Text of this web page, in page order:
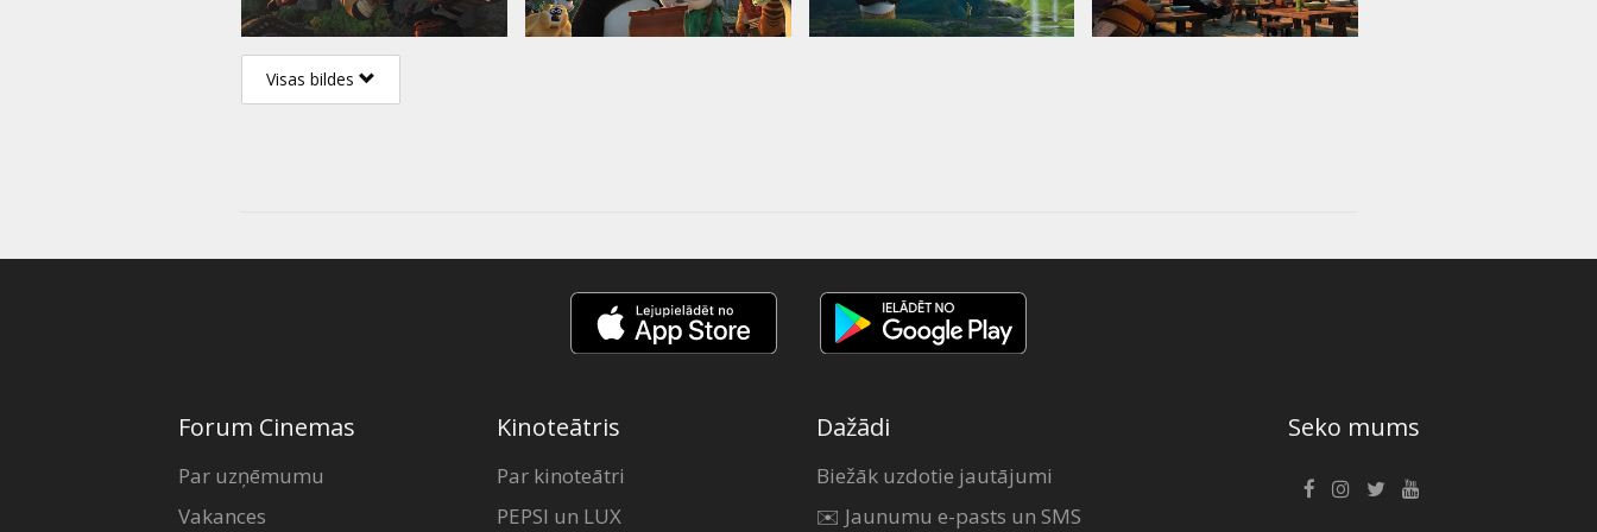
Visas bildes
Forum Cinemas
Par uzņēmumu
Vakances
Kinoteātris
Par kinoteātri
PEPSI un LUX
Dažādi
Biežāk uzdotie jautājumi
✉️ Jaunumu e-pasts un SMS
Seko mums